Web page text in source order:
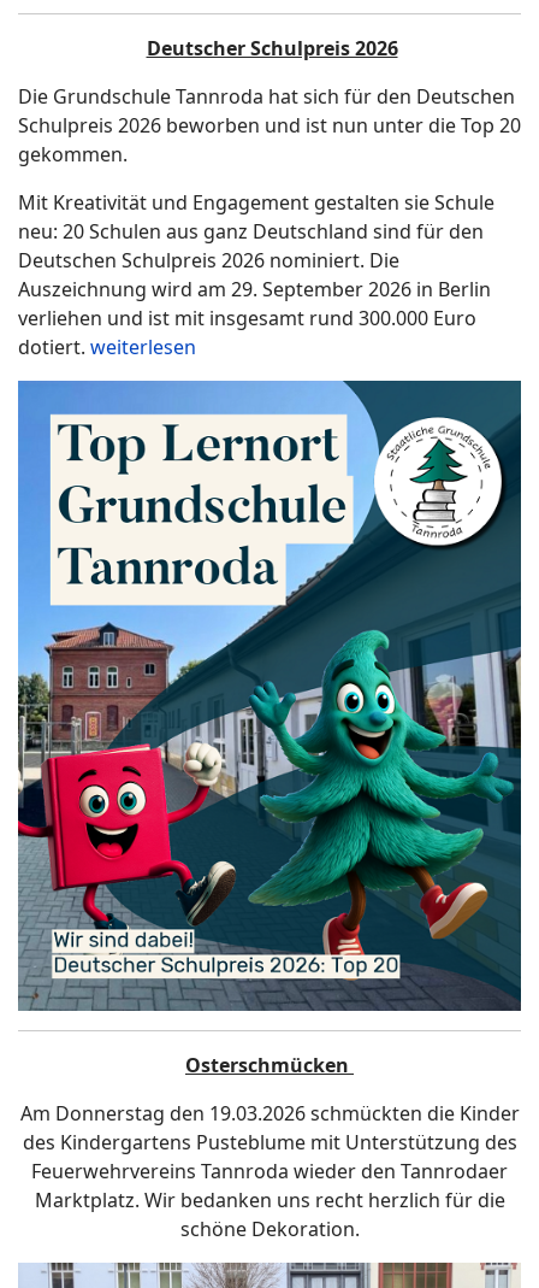
Deutscher Schulpreis 2026
Die Grundschule Tannroda hat sich für den Deutschen
Schulpreis 2026 beworben und ist nun unter die Top 20
gekommen.
Mit Kreativität und Engagement gestalten sie Schule
neu: 20 Schulen aus ganz Deutschland sind für den
Deutschen Schulpreis 2026 nominiert. Die
Auszeichnung wird am 29. September 2026 in Berlin
verliehen und ist mit insgesamt rund 300.000 Euro
dotiert. weiterlesen
Osterschmücken
Am Donnerstag den 19.03.2026 schmückten die Kinder
des Kindergartens Pusteblume mit Unterstützung des
Feuerwehrvereins Tannroda wieder den Tannrodaer
Marktplatz. Wir bedanken uns recht herzlich für die
schöne Dekoration.